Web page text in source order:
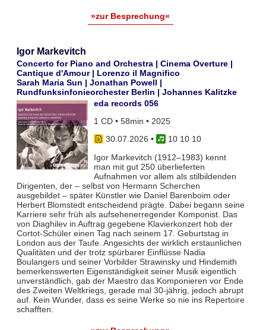
»zur Besprechung«
Igor Markevitch
Concerto for Piano and Orchestra | Cinema Overture |
Cantique d'Amour | Lorenzo il Magnifico
Sarah Maria Sun | Jonathan Powell |
Rundfunksinfonieorchester Berlin | Johannes Kalitzke
eda records 056
1 CD • 58min • 2025
30.07.2026 •
10 10 10
Igor Markevitch (1912–1983) kennt
man mit gut 250 überlieferten
Aufnahmen vor allem als stilbildenden
Dirigenten, der – selbst von Hermann Scherchen
ausgebildet – später Künstler wie Daniel Barenboim oder
Herbert Blomstedt entscheidend prägte. Dabei begann seine
Karriere sehr früh als aufsehenerregender Komponist. Das
von Diaghilev in Auftrag gegebene Klavierkonzert hob der
Cortot-Schüler einen Tag nach seinem 17. Geburtstag in
London aus der Taufe. Angesichts der wirklich erstaunlichen
Qualitäten und der trotz spürbarer Einflüsse Nadia
Boulangers und seiner Vorbilder Strawinsky und Hindemith
bemerkenswerten Eigenständigkeit seiner Musik eigentlich
unverständlich, gab der Maestro das Komponieren vor Ende
des Zweiten Weltkriegs, gerade mal 30-jährig, jedoch abrupt
auf. Kein Wunder, dass es seine Werke so nie ins Repertoire
schafften.